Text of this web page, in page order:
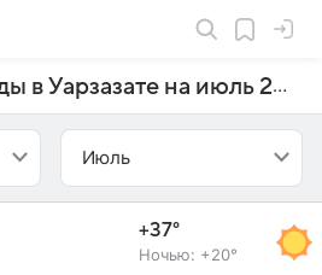
Прогноз погоды в Уарзазате на июль 2010 года
Июль
+37°
Ночью: +20°